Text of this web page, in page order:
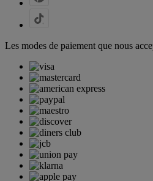
Les modes de paiement que nous